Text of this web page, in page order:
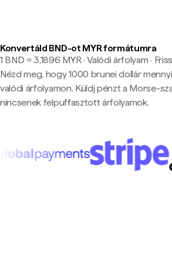
Konvertáld BND-ot MYR formátumra
1 BND ≈ 3,1896 MYR · Valódi árfolyam ·
Nézd meg, hogy 1000 brunei dollár
valódi árfolyamon. Küldj pénzt a Morse-
nincsenek felpuffasztott árfolyamok.